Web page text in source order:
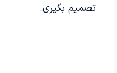
تصمیم بگیری.